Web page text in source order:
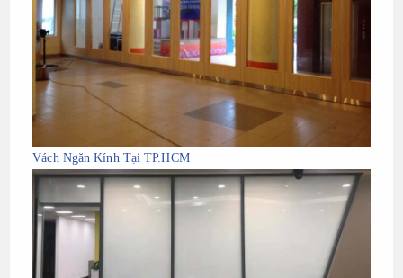
Vách Ngăn Kính Tại TP.HCM